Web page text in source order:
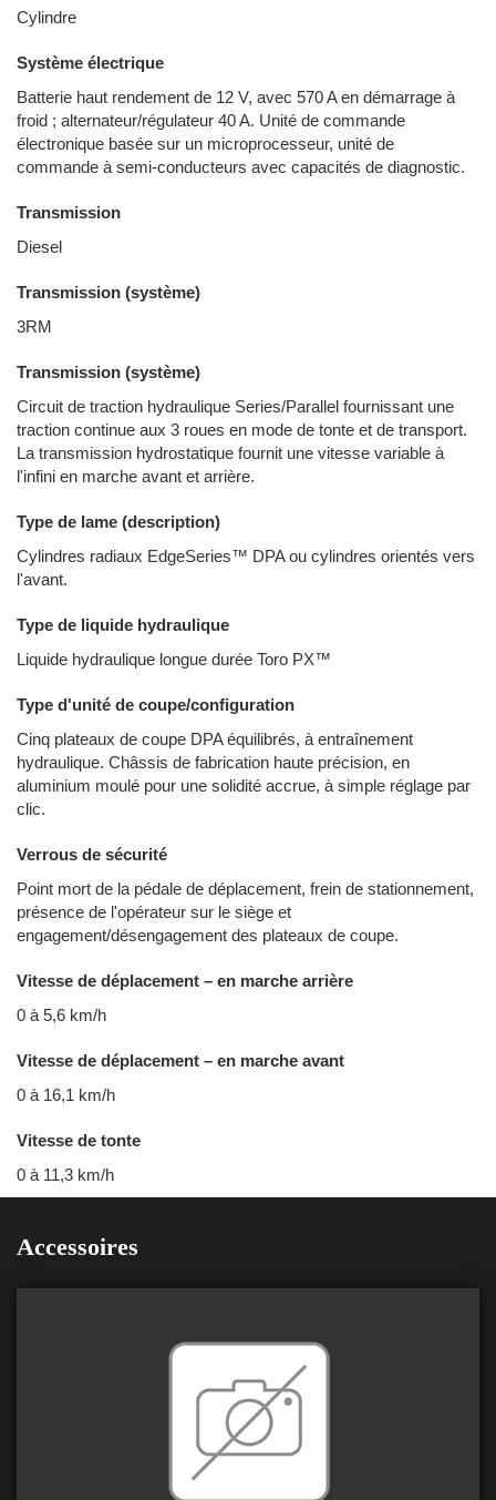
Cylindre
Système électrique
Batterie haut rendement de 12 V, avec 570 A en démarrage à
froid ; alternateur/régulateur 40 A. Unité de commande
électronique basée sur un microprocesseur, unité de
commande à semi-conducteurs avec capacités de diagnostic.
Transmission
Diesel
Transmission (système)
3RM
Transmission (système)
Circuit de traction hydraulique Series/Parallel fournissant une
traction continue aux 3 roues en mode de tonte et de transport.
La transmission hydrostatique fournit une vitesse variable à
l'infini en marche avant et arrière.
Type de lame (description)
Cylindres radiaux EdgeSeries™ DPA ou cylindres orientés vers
l'avant.
Type de liquide hydraulique
Liquide hydraulique longue durée Toro PX™
Type d'unité de coupe/configuration
Cinq plateaux de coupe DPA équilibrés, à entraînement
hydraulique. Châssis de fabrication haute précision, en
aluminium moulé pour une solidité accrue, à simple réglage par
clic.
Verrous de sécurité
Point mort de la pédale de déplacement, frein de stationnement,
présence de l'opérateur sur le siège et
engagement/désengagement des plateaux de coupe.
Vitesse de déplacement – en marche arrière
0 à 5,6 km/h
Vitesse de déplacement – en marche avant
0 à 16,1 km/h
Vitesse de tonte
0 à 11,3 km/h
Accessoires